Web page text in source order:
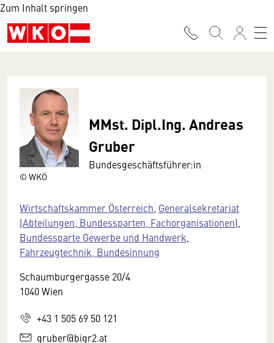
Zum Inhalt springen
© WKÖ
MMst. Dipl.Ing. Andreas
Gruber
Bundesgeschäftsführer:in
Wirtschaftskammer Österreich Generalsekretariat
(Abteilungen, Bundessparten, Fachorganisationen)
Bundessparte Gewerbe und Handwerk
Fahrzeugtechnik, Bundesinnung
Schaumburgergasse 20/4
1040 Wien
+43 1 505 69 50 121
gruber@bigr2.at